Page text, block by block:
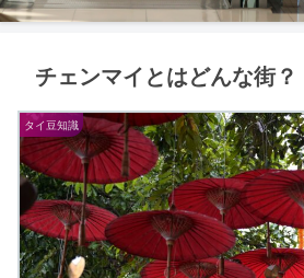
チェンマイとはどんな街？
タイ豆知識